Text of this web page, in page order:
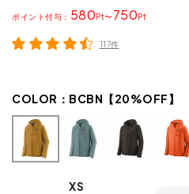
580 〜750
ポイント
117件
COLOR： BCBN【20%OFF】
XS